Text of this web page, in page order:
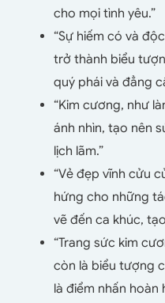
cho mọi tình yêu.”
“Sự hiếm có và
trở thành biểu
quý phái và đẳng
“Kim cương, như
ánh nhìn, tạo nên
lịch lãm.”
“Vẻ đẹp vĩnh cửu
hứng cho những
vẽ đến ca khúc,
“Trang sức kim
còn là biểu tượng
là điểm nhấn hoàn